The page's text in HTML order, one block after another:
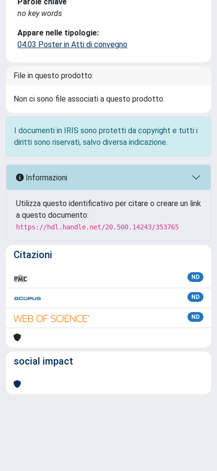
no key words
Appare nelle tipologie:
04.03 Poster in Atti di convegno
File in questo prodotto:
Non ci sono file associati a questo prodotto.
I documenti in IRIS sono protetti da copyright e tutti i
diritti sono riservati, salvo diversa indicazione.
Informazioni
Utilizza questo identificativo per citare o creare un link
a questo documento:
https://hdl.handle.net/20.500.14243/353765
Citazioni
ND
ND
ND
social impact